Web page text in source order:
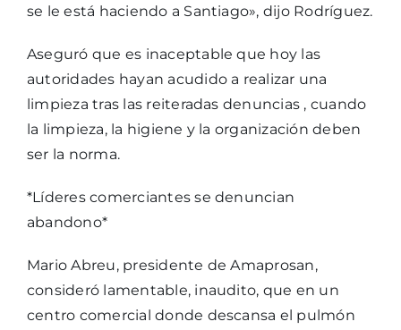
se le está haciendo a Santiago», dijo Rodríguez.
Aseguró que es inaceptable que hoy las
autoridades hayan acudido a realizar una
limpieza tras las reiteradas denuncias , cuando
la limpieza, la higiene y la organización deben
ser la norma.
*Líderes comerciantes se denuncian
abandono*
Mario Abreu, presidente de Amaprosan,
consideró lamentable, inaudito, que en un
centro comercial donde descansa el pulmón